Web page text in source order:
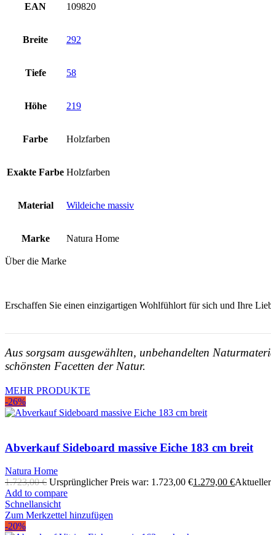
EAN 109820
Breite 292
Tiefe 58
Höhe 219
Farbe Holzfarben
Exakte Farbe Holzfarben
Material Wildeiche massiv
Marke Natura Home
Über die Marke
Erschaffen Sie einen einzigartigen Wohlfühlort für sich und Ihre
Aus sorgsam ausgewählten, unbehandelten
schönsten Facetten der Natur.
MEHR PRODUKTE
-26%
Abverkauf Sideboard massive Eiche 183 cm breit
Natura Home
1.723,00€ Ursprünglicher Preis war: 1.723,00 €1.279,00 €
Add to compare
Schnellansicht
Zum Merkzettel hinzufügen
-20%